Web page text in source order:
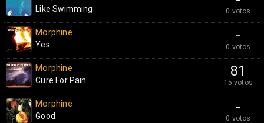
0 votos
Like Swimming
-
0 votos
Morphine
Yes
81
15 votos
Morphine
Cure For Pain
-
0 votos
Morphine
Good